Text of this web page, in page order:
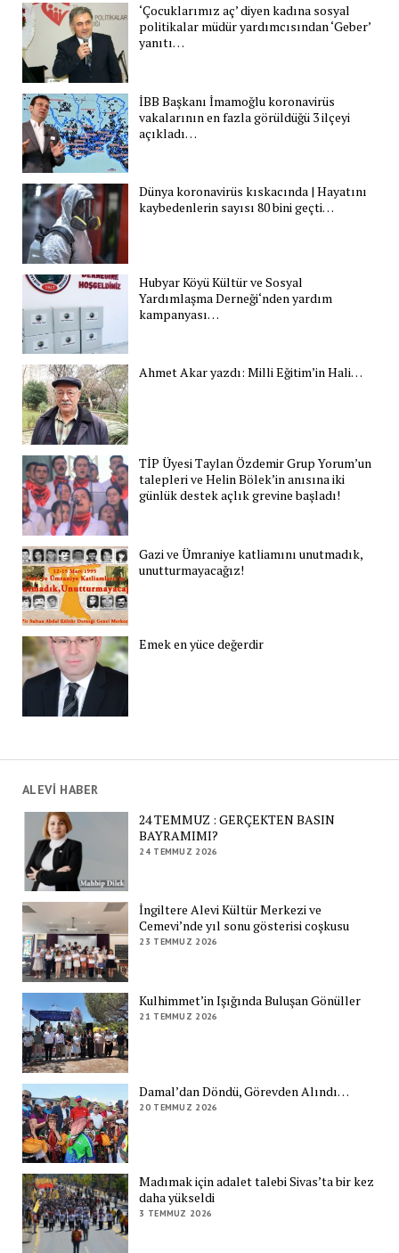
‘Çocuklarımız aç’ diyen kadına sosyal
politikalar müdür yardımcısından ‘Geber’
yanıtı…
İBB Başkanı İmamoğlu koronavirüs
vakalarının en fazla görüldüğü 3 ilçeyi
açıkladı…
Dünya koronavirüs kıskacında | Hayatını
kaybedenlerin sayısı 80 bini geçti…
Hubyar Köyü Kültür ve Sosyal
Yardımlaşma Derneği‘nden yardım
kampanyası…
Ahmet Akar yazdı: Milli Eğitim’in Hali…
TİP Üyesi Taylan Özdemir Grup Yorum’un
talepleri ve Helin Bölek’in anısına iki
günlük destek açlık grevine başladı!
Gazi ve Ümraniye katliamını unutmadık,
unutturmayacağız!
Emek en yüce değerdir
ALEVİ HABER
24 TEMMUZ : GERÇEKTEN BASIN
BAYRAMIMI?
24 TEMMUZ 2026
İngiltere Alevi Kültür Merkezi ve
Cemevi’nde yıl sonu gösterisi coşkusu
23 TEMMUZ 2026
Kulhimmet’in Işığında Buluşan Gönüller
21 TEMMUZ 2026
Damal’dan Döndü, Görevden Alındı…
20 TEMMUZ 2026
Madımak için adalet talebi Sivas’ta bir kez
daha yükseldi
3 TEMMUZ 2026